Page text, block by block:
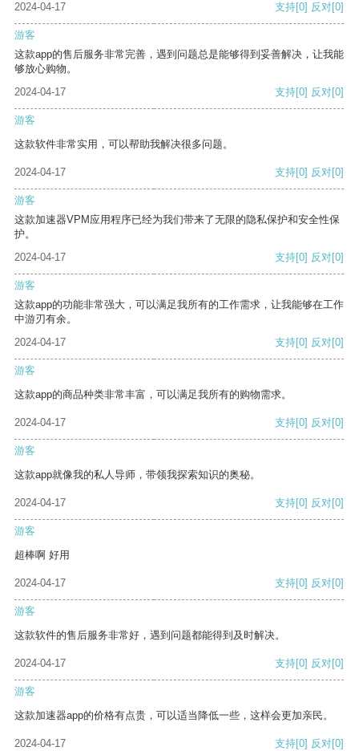
2024-04-17 支持[0] 反对[0]
游客
这款app的售后服务非常完善，遇到问题总是能够得到妥善解决，让我能
够放心购物。
2024-04-17
支持[0] 反对[0]
游客
这款软件非常实用，可以帮助我解决很多问题。
2024-04-17 支持[0] 反对[0]
游客
这款加速器VPM应用程序已经为我们带来了无限的隐私保护和安全性保
护。
2024-04-17
支持[0] 反对[0]
游客
这款app的功能非常强大，可以满足我所有的工作需求，让我能够在工作
中游刃有余。
2024-04-17
支持[0] 反对[0]
游客
这款app的商品种类非常丰富，可以满足我所有的购物需求。
2024-04-17 支持[0] 反对[0]
游客
这款app就像我的私人导师，带领我探索知识的奥秘。
2024-04-17 支持[0] 反对[0]
游客
超棒啊 好用
2024-04-17 支持[0] 反对[0]
游客
这款软件的售后服务非常好，遇到问题都能得到及时解决。
2024-04-17 支持[0] 反对[0]
游客
这款加速器app的价格有点贵，可以适当降低一些，这样会更加亲民。
2024-04-17 支持[0] 反对[0]